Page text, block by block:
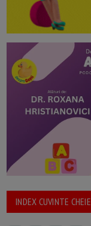
INDEX CUVINTE CHEIE